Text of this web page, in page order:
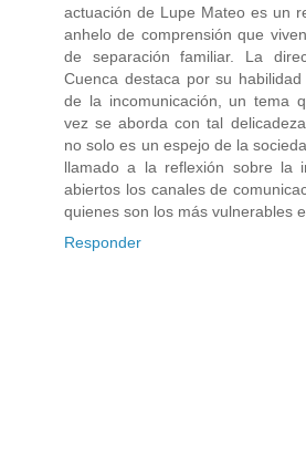
actuación de Lupe Mateo es un
anhelo de comprensión que
de separación familiar. La
Cuenca destaca por su
de la incomunicación, un tema
vez se aborda con tal
no solo es un espejo de la
llamado a la reflexión sobre la
abiertos los canales de
quienes son los más vulnerables
Responder